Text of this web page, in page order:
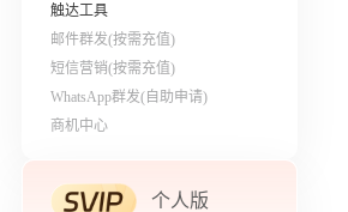
触达工具
邮件群发(按需充值)
短信营销(按需充值)
WhatsApp群发(自助申请)
商机中心
个人版